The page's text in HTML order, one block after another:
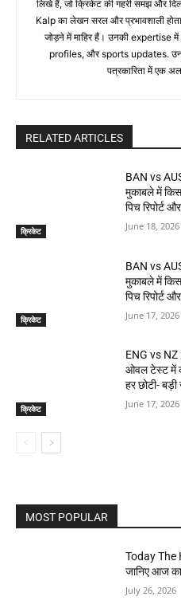
लिखे हैं, जो क्रिकेट की गहरी समझ और
Kalp का लेखन सरल और प्रभावशाली
जोड़ने में माहिर हैं। उनकी expertise
profiles, और sports updates.
पत्रकारिता में एक
RELATED ARTICLES
क्रिकेट
BAN vs
मुकाबले में
पिच रिपोर्ट
June 18, 2026
क्रिकेट
BAN vs
मुकाबले में
पिच रिपोर्ट
June 17, 2026
क्रिकेट
ENG vs
ओवल टेस्ट में
हर छोटी- बड़ी
June 17, 2026
MOST POPULAR
Today The
जानिए आज
July 26, 2026